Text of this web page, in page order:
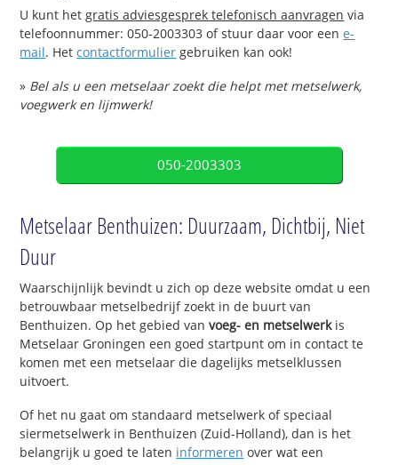
U kunt hetgratis adviesgesprek telefonisch aanvragen via
telefoonnummer: 050-2003303 of stuur daar voor eene-
mail. Hetcontactformulier gebruiken kan ook!
» Bel als u een metselaar zoekt die helpt met metselwerk,
voegwerk en lijmwerk!
050-2003303
Metselaar Benthuizen: Duurzaam, Dichtbij, Niet
Duur
Waarschijnlijk bevindt u zich op deze website omdat u een
betrouwbaar metselbedrijf zoekt in de buurt van
Benthuizen. Op het gebied van voeg- en metselwerkis
Metselaar Groningen een goed startpunt om in contact te
komen met een metselaar die dagelijks metselklussen
uitvoert.
Of het nu gaat om standaard metselwerk of speciaal
siermetselwerk in Benthuizen (Zuid-Holland), dan is het
belangrijk u goed te laten informeren over wat een